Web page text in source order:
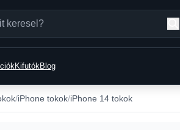
KifutókBlog
iPhone tokok iPhone 14 tokok